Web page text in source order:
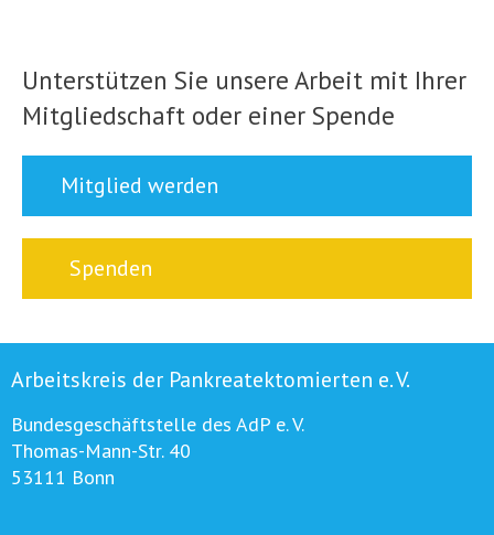
Unterstützen Sie unsere Arbeit mit Ihrer
Mitgliedschaft oder einer Spende
Mitglied werden
Spenden
Arbeitskreis der Pankreatektomierten e. V.
Bundesgeschäftstelle des AdP e. V.
Thomas-Mann-Str. 40
53111 Bonn